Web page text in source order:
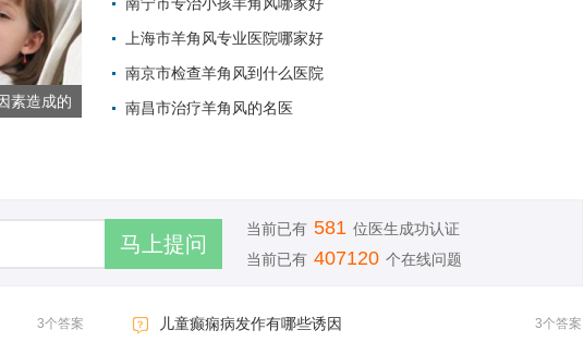
素造成的
上海市羊角风专业医院哪家好
南京市检查羊角风到什么医院
南昌市治疗羊角风的名医
当前已有 581 位医生成功认证
当前已有 407120 个在线问题
3个答案 儿童癫痫病发作有哪些诱因 3个答案